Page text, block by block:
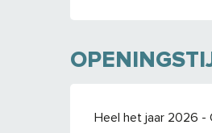
Heel het jaar 2026 -